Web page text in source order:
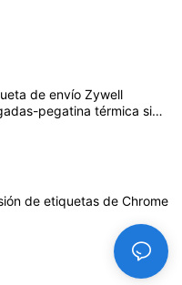
de envío Zywell
pegatina térmica sin
código de barras
de etiquetas de Chrome